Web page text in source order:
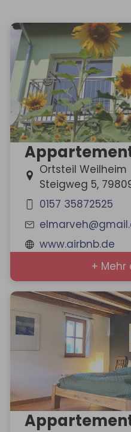
Ortsteil Weilheim
Steigweg 5,
0157 35872525
www.airbnb.de
+ Mehr